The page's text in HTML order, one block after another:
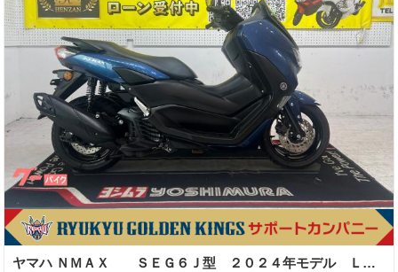
ヤマハ ＮＭＡＸ ＳＥＧ６Ｊ型 ２０２４年モデル ＬＥＤヘッドライト センタースタンド サイドスタンド